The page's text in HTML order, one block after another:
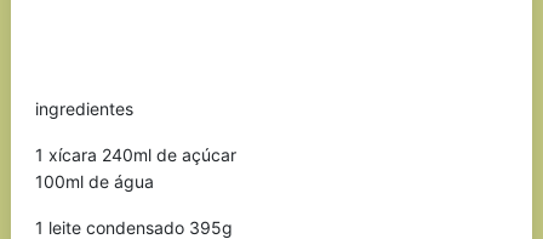
ingredientes
1 xícara 240ml de açúcar
100ml de água
1 leite condensado 395g